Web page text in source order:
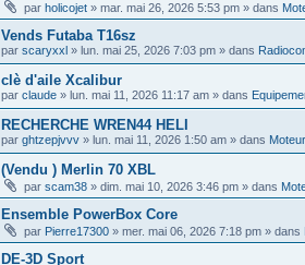
par holicojet » mar. mai 26, 2026 5:53 pm » dans
Vends Futaba T16sz
par scaryxxl » lun. mai 25, 2026 7:03 pm » dans
clè d'aile Xcalibur
par claude » lun. mai 11, 2026 11:17 am » dans
RECHERCHE WREN44 HELI
par ghtzepjvvv » lun. mai 11, 2026 1:50 am » dans
(Vendu ) Merlin 70 XBL
par scam38 » dim. mai 10, 2026 3:46 pm » dans
Ensemble PowerBox Core
par Pierre17300 » mer. mai 06, 2026 7:18 pm » dans
DE-3D Sport